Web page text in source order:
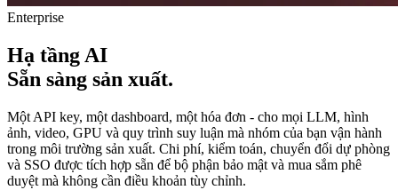
Enterprise
Hạ tầng AI
Sẵn sàng sản xuất.
Một API key, một dashboard, một hóa đơn - cho mọi LLM, hình
ảnh, video, GPU và quy trình suy luận mà nhóm của bạn vận hành
trong môi trường sản xuất. Chi phí, kiểm toán, chuyển đổi dự phòng
và SSO được tích hợp sẵn để bộ phận bảo mật và mua sắm phê
duyệt mà không cần điều khoản tùy chỉnh.